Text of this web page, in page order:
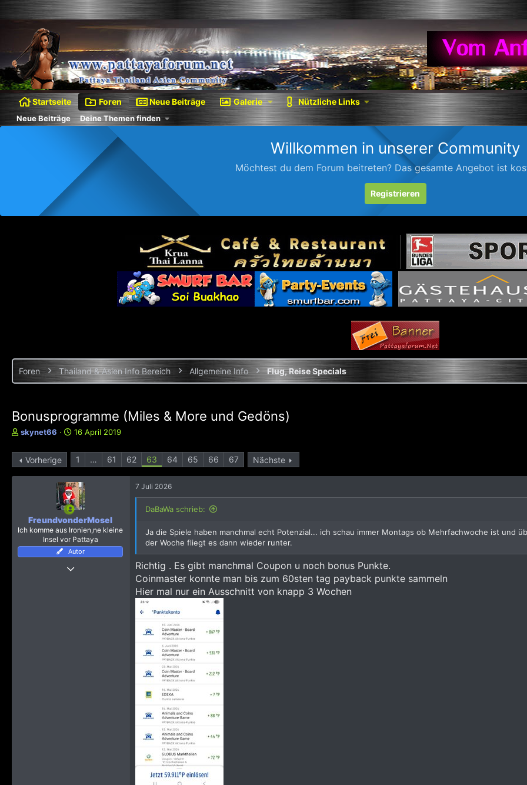
Startseite Foren Neue Beiträge Galerie Nützliche Links
Neue Beiträge Deine Themen finden
Willkommen in unserer Community
Möchtest du dem Forum beitreten? Das gesamte Angebot ist
Registrieren
Foren Thailand & Asien Info Bereich Allgemeine Info Flug, Reise Specials
Bonusprogramme (Miles & More und Gedöns)
E
s
t
skynet66
E
s
l
l
t
a
m
16 April 2019
Vorherige 1 … 61 62 63 64 65 66 67 Nächste
FreundvonderMosel
Ich komme aus Ironien,ne kleine
Insel vor Pattaya
Autor
7 Juli 2026
DaBaWa schrieb:
Ja die Spiele haben manchmal echt Potenzial... ich schau immer Montags ob Mehrfachwoche ist und
der Woche fliegt es dann wieder runter.
Richtig . Es gibt manchmal Coupon u noch bonus Punkte.
Coinmaster konnte man bis zum 60sten tag payback punkte sammeln
Hier mal nur ein Ausschnitt von knapp 3 Wochen